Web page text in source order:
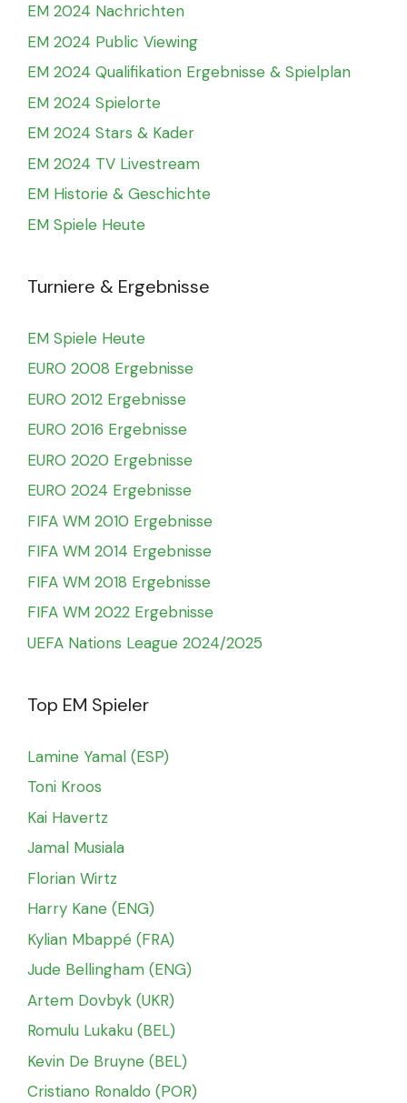
EM 2024 Nachrichten
EM 2024 Public Viewing
EM 2024 Qualifikation Ergebnisse & Spielplan
EM 2024 Spielorte
EM 2024 Stars & Kader
EM 2024 TV Livestream
EM Historie & Geschichte
EM Spiele Heute
Turniere & Ergebnisse
EM Spiele Heute
EURO 2008 Ergebnisse
EURO 2012 Ergebnisse
EURO 2016 Ergebnisse
EURO 2020 Ergebnisse
EURO 2024 Ergebnisse
FIFA WM 2010 Ergebnisse
FIFA WM 2014 Ergebnisse
FIFA WM 2018 Ergebnisse
FIFA WM 2022 Ergebnisse
UEFA Nations League 2024/2025
Top EM Spieler
Lamine Yamal (ESP)
Toni Kroos
Kai Havertz
Jamal Musiala
Florian Wirtz
Harry Kane (ENG)
Kylian Mbappé (FRA)
Jude Bellingham (ENG)
Artem Dovbyk (UKR)
Romulu Lukaku (BEL)
Kevin De Bruyne (BEL)
Cristiano Ronaldo (POR)